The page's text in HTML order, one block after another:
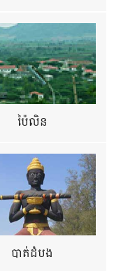
ប៉ៃលិន
បាត់ដំបង